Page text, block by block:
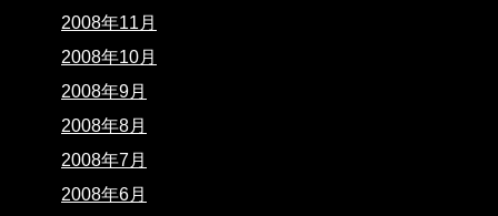
2008年11月
2008年10月
2008年9月
2008年8月
2008年7月
2008年6月